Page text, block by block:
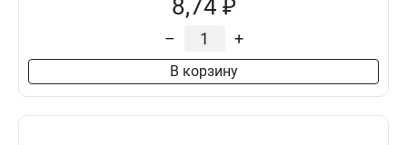
8,74 ₽
– +
В корзину